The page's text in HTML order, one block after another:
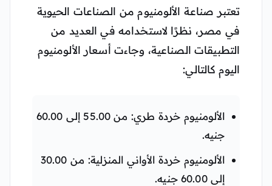
تعتبر صناعة الألومنيوم من الصناعات الحيوية
في مصر، نظرًا لاستخدامه في العديد من
التطبيقات الصناعية، وجاءت أسعار الألومنيوم
اليوم كالتالي:
الألومنيوم خردة طري: من 55.00 إلى 60.00
جنيه.
الألومنيوم خردة الأواني المنزلية: من 30.00
إلى 60.00 جنيه.